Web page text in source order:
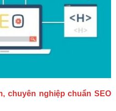
chuyên nghiệp chuẩn SEO